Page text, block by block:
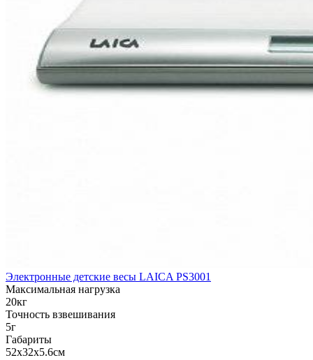
Электронные детские весы LAICA PS3001
Максимальная нагрузка
20кг
Точность взвешивания
5г
Габариты
52x32x5.6см